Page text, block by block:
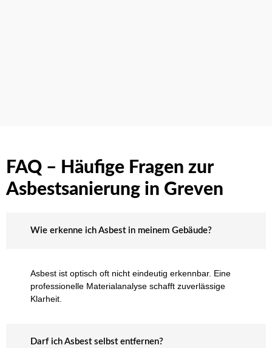
FAQ – Häufige Fragen zur
Asbestsanierung in Greven
Wie erkenne ich Asbest in meinem Gebäude?
Asbest ist optisch oft nicht eindeutig erkennbar. Eine
professionelle Materialanalyse schafft zuverlässige
Klarheit.
Darf ich Asbest selbst entfernen?